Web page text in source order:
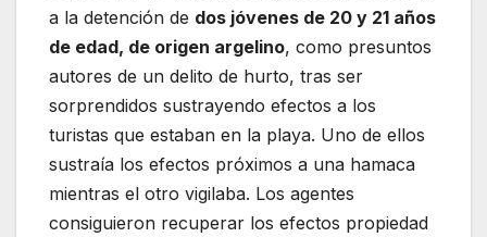
a la detención de dos jóvenes de 20 y 21 años
de edad, de origen argelino, como presuntos
autores de un delito de hurto, tras ser
sorprendidos sustrayendo efectos a los
turistas que estaban en la playa. Uno de ellos
sustraía los efectos próximos a una hamaca
mientras el otro vigilaba. Los agentes
consiguieron recuperar los efectos propiedad